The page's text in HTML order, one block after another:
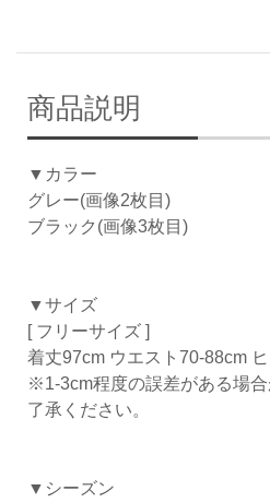
商品説明
▼カラー
グレー(画像2枚目)
ブラック(画像3枚目)
▼サイズ
[ フリーサイズ ]
着丈97cm ウエスト70-88cm
※1-3cm程度の誤差がある場
了承ください。
▼シーズン